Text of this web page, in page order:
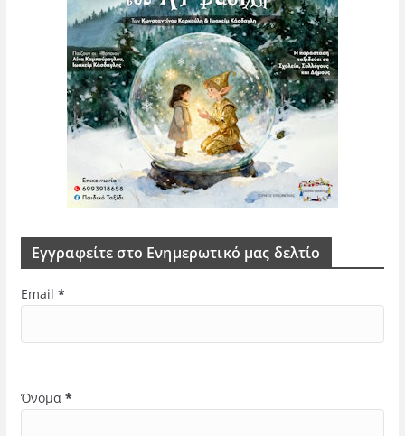
Εγγραφείτε στο Ενημερωτικό μας δελτίο
Email *
Όνομα *